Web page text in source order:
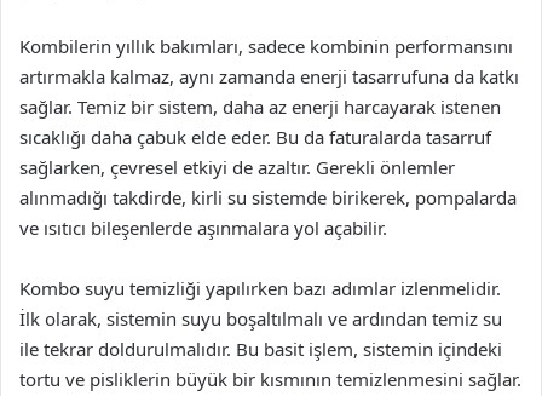
Kombilerin yıllık bakımları, sadece kombinin performansını
artırmakla kalmaz, aynı zamanda enerji tasarrufuna da katkı
sağlar. Temiz bir sistem, daha az enerji harcayarak istenen
sıcaklığı daha çabuk elde eder. Bu da faturalarda tasarruf
sağlarken, çevresel etkiyi de azaltır. Gerekli önlemler
alınmadığı takdirde, kirli su sistemde birikerek, pompalarda
ve ısıtıcı bileşenlerde aşınmalara yol açabilir.
Kombo suyu temizliği yapılırken bazı adımlar izlenmelidir.
İlk olarak, sistemin suyu boşaltılmalı ve ardından temiz su
ile tekrar doldurulmalıdır. Bu basit işlem, sistemin içindeki
tortu ve pisliklerin büyük bir kısmının temizlenmesini sağlar.